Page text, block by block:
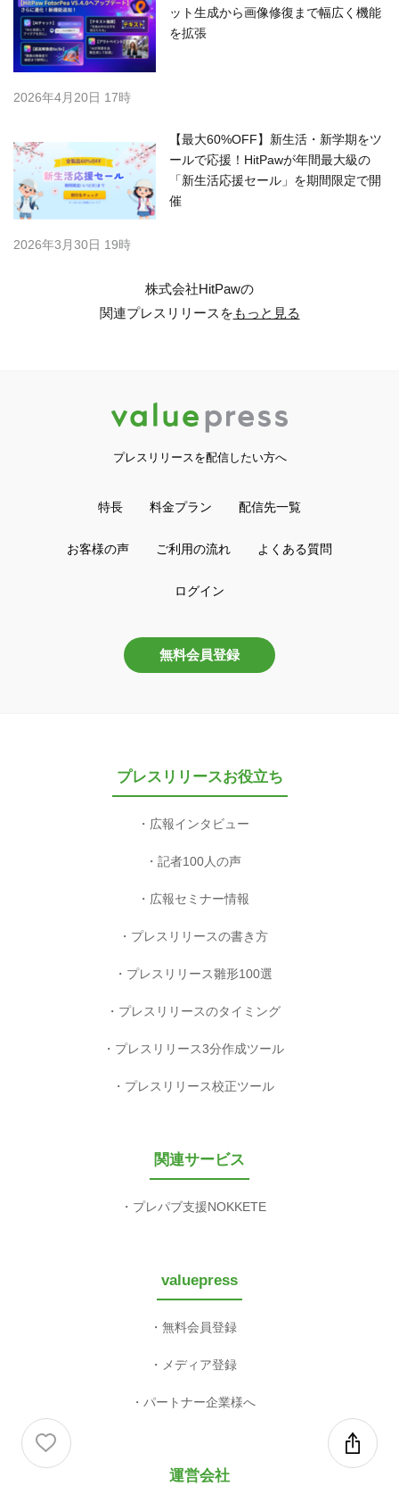
ット生成から画像修復まで幅広く機能
を拡張
2026年4月20日 17時
【最大60%OFF】新生活・新学期をツ
ールで応援！HitPawが年間最大級の
「新生活応援セール」を期間限定で開
催
2026年3月30日 19時
株式会社HitPawの
関連プレスリリースをもっと見る
プレスリリースを配信したい方へ
特長 料金プラン 配信先一覧
お客様の声 ご利用の流れ よくある質問
ログイン
無料会員登録
プレスリリースお役立ち
広報インタビュー
記者100人の声
広報セミナー情報
プレスリリースの書き方
プレスリリース雛形100選
プレスリリースのタイミング
プレスリリース3分作成ツール
プレスリリース校正ツール
関連サービス
プレパブ支援NOKKETE
valuepress
無料会員登録
メディア登録
パートナー企業様へ
運営会社